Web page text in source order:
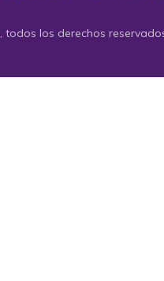
, todos los derechos